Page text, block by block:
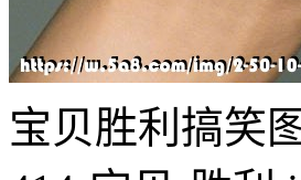
宝贝胜利搞笑